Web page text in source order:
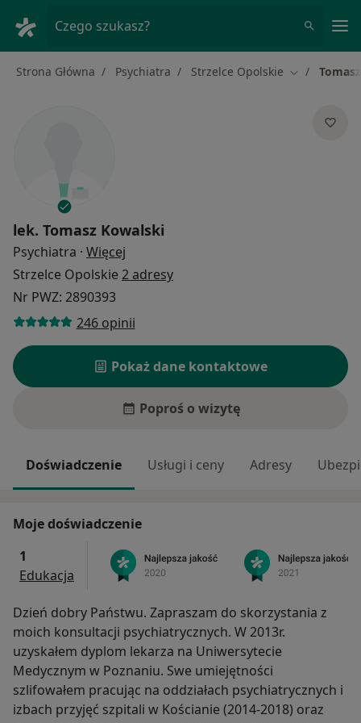
Czego szukasz?
Strona Główna Psychiatra Strzelce Opolskie Zmień miasto
lek. Tomasz Kowalski
Psychiatra · Więcej
Strzelce Opolskie 2 adresy
Nr PWZ: 2890393
246 opinii
Pokaż dane kontaktowe
Poproś o wizytę
Doświadczenie Usługi i ceny Adresy
Moje doświadczenie
1
Edukacja
Dzień dobry Państwu. Zapraszam do skorzystania z
moich konsultacji psychiatrycznych. W 2013r.
uzyskałem dyplom lekarza na Uniwersytecie
Medycznym w Poznaniu. Swe umiejętności
szlifowałem pracując na oddziałach psychiatrycznych i
izbach przyjęć szpitali w Kościanie (2014-2018) oraz